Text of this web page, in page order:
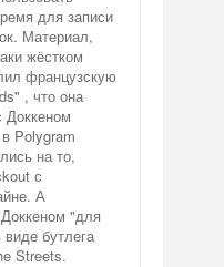
для записи
Материал,
жёстком
французскую
, что она
Доккеном
Polygram
на то,
с
А
"для
бутлега
Streets.